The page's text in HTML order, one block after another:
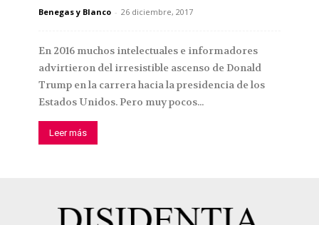
Benegas y Blanco - 26 diciembre, 2017
En 2016 muchos intelectuales e informadores
advirtieron del irresistible ascenso de Donald
Trump en la carrera hacia la presidencia de los
Estados Unidos. Pero muy pocos...
Leer más